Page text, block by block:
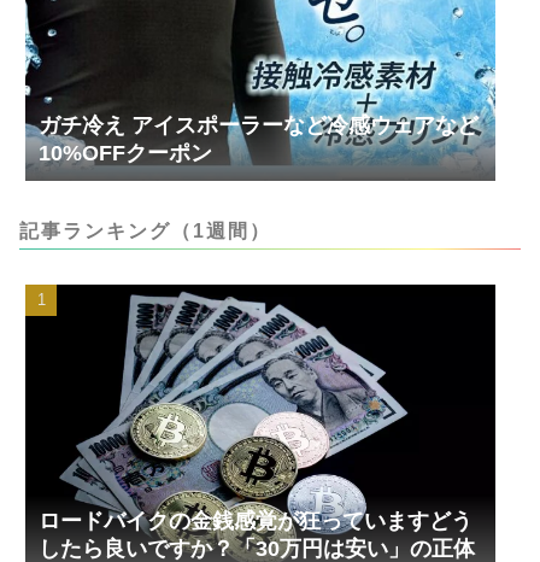
ガチ冷え アイスポーラーなど冷感ウェアなど
10%OFFクーポン
記事ランキング（1週間）
ロードバイクの金銭感覚が狂っていますどう
したら良いですか？「30万円は安い」の正体